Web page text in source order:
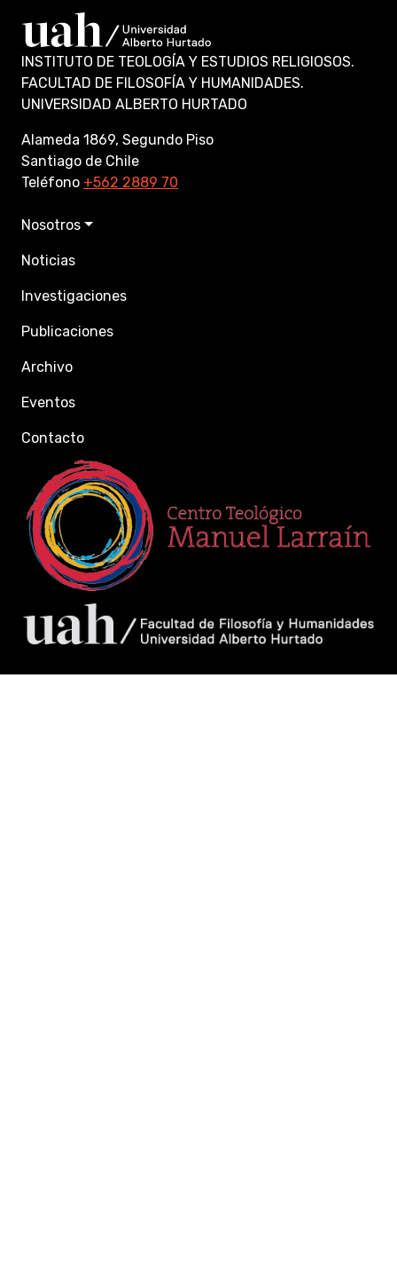
INSTITUTO DE TEOLOGÍA Y ESTUDIOS RELIGIOSOS.
FACULTAD DE FILOSOFÍA Y HUMANIDADES.
UNIVERSIDAD ALBERTO HURTADO
Alameda 1869, Segundo Piso
Santiago de Chile
Teléfono +562 2889 70
Nosotros
Noticias
Investigaciones
Publicaciones
Archivo
Eventos
Contacto